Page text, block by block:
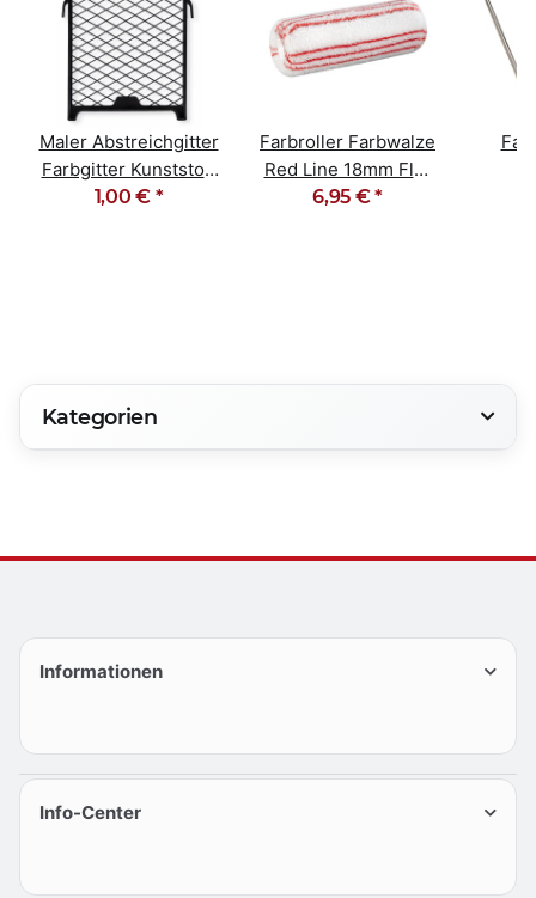
Maler Abstreichgitter
Farbgitter Kunststoff
27cm x 29cm
1,00 € *
Farbroller Farbwalze
Red Line 18mm Flor
gepolstert 25cm
6,95 €*
Kategorien
Informationen
Info-Center